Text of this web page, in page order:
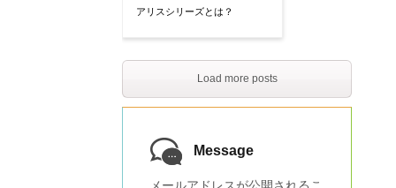
アリスシリーズとは？
Load more posts
Message
メールアドレスが公開されるこ